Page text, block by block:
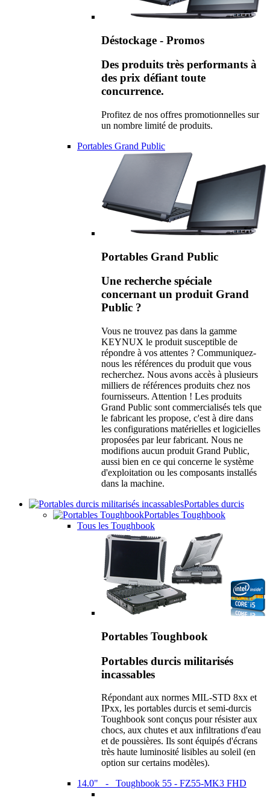
Déstockage - Promos
Des produits très performants à
des prix défiant toute
concurrence.
Profitez de nos offres promotionnelles sur
un nombre limité de produits.
Portables Grand Public
Portables Grand Public
Une recherche spéciale
concernant un produit Grand
Public ?
Vous ne trouvez pas dans la gamme
KEYNUX le produit susceptible de
répondre à vos attentes ? Communiquez-
nous les références du produit que vous
recherchez. Nous avons accès à plusieurs
milliers de références produits chez nos
fournisseurs. Attention ! Les produits
Grand Public sont commercialisés tels que
le fabricant les propose, c'est à dire dans
les configurations matérielles et logicielles
proposées par leur fabricant. Nous ne
modifions aucun produit Grand Public,
aussi bien en ce qui concerne le système
d'exploitation ou les composants installés
dans la machine.
Portables durcis
Portables Toughbook
Tous les Toughbook
Portables Toughbook
Portables durcis militarisés
incassables
Répondant aux normes MIL-STD 8xx et
IPxx, les portables durcis et semi-durcis
Toughbook sont conçus pour résister aux
chocs, aux chutes et aux infiltrations d'eau
et de poussières. Ils sont équipés d'écrans
très haute luminosité lisibles au soleil (en
option sur certains modèles).
14.0" - Toughbook 55 - FZ55-MK3 FHD